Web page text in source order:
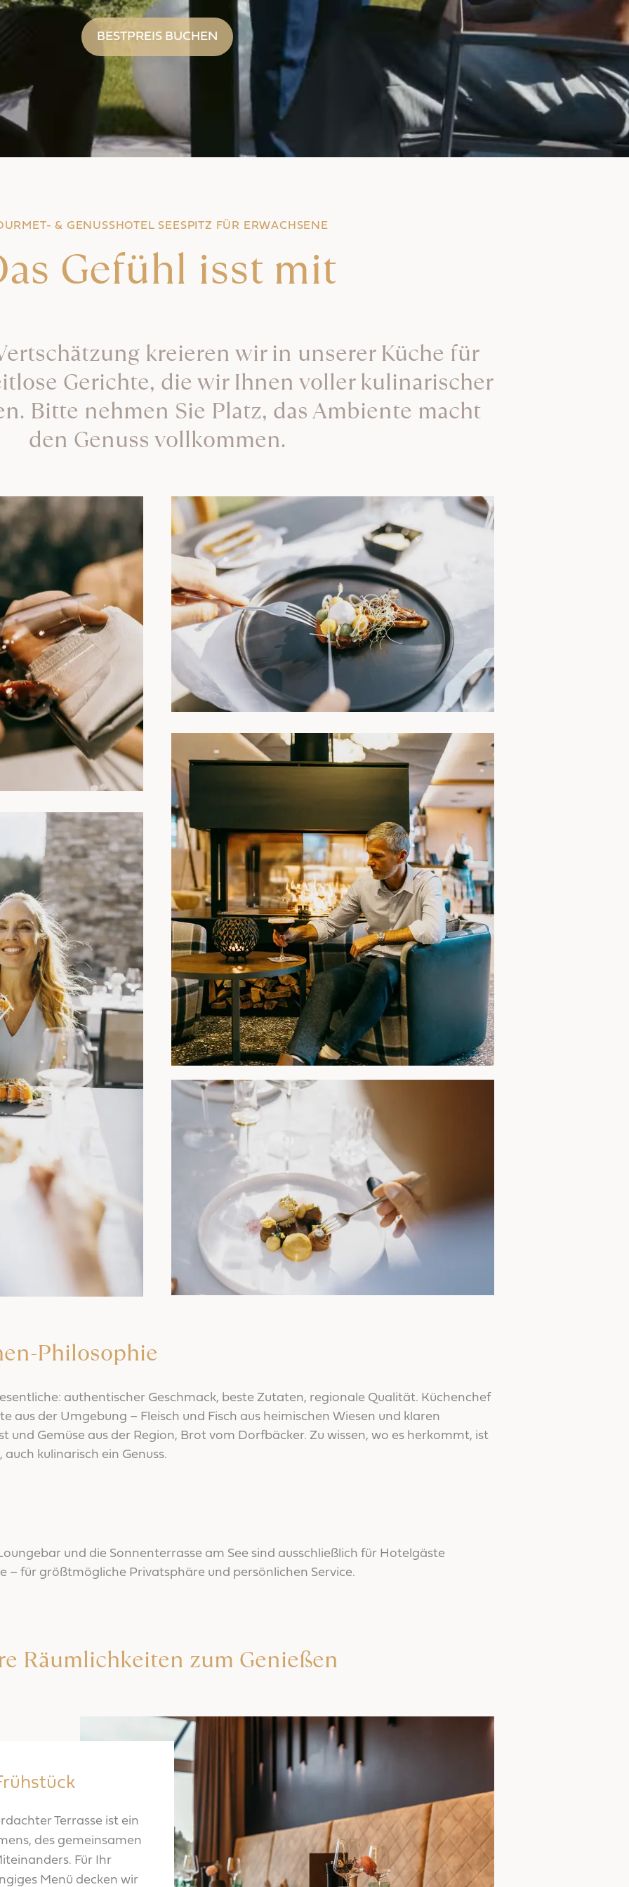
BESTPREIS BUCHEN
& GENUSSHOTEL SEESPITZ FÜR ERWACHSENE
Gefühl isst mit
kreieren wir in unserer Küche für
Gerichte, die wir Ihnen voller kulinarischer
Bitte nehmen Sie Platz, das Ambiente macht
den Genuss vollkommen.
Philosophie
authentischer Geschmack, beste Zutaten, regionale Qualität. Küchenchef
aus der Umgebung – Fleisch und Fisch aus heimischen Wiesen und klaren
und Gemüse aus der Region, Brot vom Dorfbäcker. Zu wissen, wo es herkommt, ist
kulinarisch ein Genuss.
und die Sonnenterrasse am See sind ausschließlich für Hotelgäste
– für größtmögliche Privatsphäre und persönlichen Service.
Räumlichkeiten zum Genießen
Terrasse ist ein
des gemeinsamen
Für Ihr
Menü decken wir